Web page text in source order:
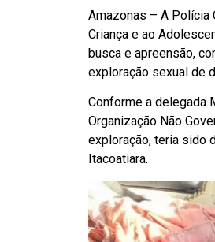
Amazonas – A Polícia
Criança e ao
busca e apreensão,
exploração sexual de
Conforme a delegada
Organização Não
exploração, teria sido
Itacoatiara.